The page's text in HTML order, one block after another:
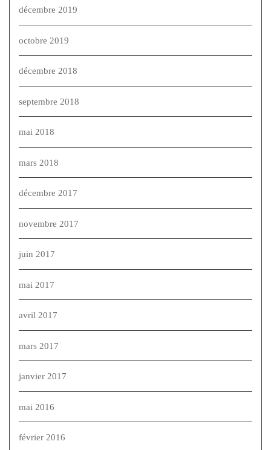
décembre 2019
octobre 2019
décembre 2018
septembre 2018
mai 2018
mars 2018
décembre 2017
novembre 2017
juin 2017
mai 2017
avril 2017
mars 2017
janvier 2017
mai 2016
février 2016